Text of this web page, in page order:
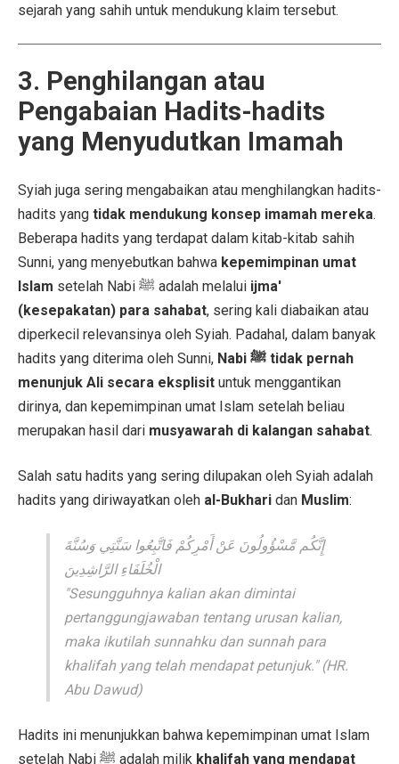
sejarah yang sahih untuk mendukung klaim tersebut.
3. Penghilangan atau
Pengabaian Hadits-hadits
yang Menyudutkan Imamah
Syiah juga sering mengabaikan atau menghilangkan hadits-
hadits yang tidak mendukung konsep imamah mereka.
Beberapa hadits yang terdapat dalam kitab-kitab sahih
Sunni, yang menyebutkan bahwa kepemimpinan umat
Islam
setelah Nabi ﷺ adalah melalui ijma'
(kesepakatan) para sahabat, sering kali diabaikan atau
diperkecil relevansinya oleh Syiah. Padahal, dalam banyak
hadits yang diterima oleh Sunni, Nabi ﷺ tidak pernah
menunjuk Ali secara eksplisit untuk menggantikan
dirinya, dan kepemimpinan umat Islam setelah beliau
merupakan hasil dari musyawarah di kalangan sahabat.
Salah satu hadits yang sering dilupakan oleh Syiah adalah
hadits yang diriwayatkan oleh al-Bukhari dan Muslim:
إِنَّكُم مَّسْؤُولُونَ عَنْ أَمْرِكُمْ فَاتَّبِعُوا سَنَّتِي وَسُنَّةَ
الْخُلَفَاءِ الرَّاشِدِينَ
"Sesungguhnya kalian akan dimintai
pertanggungjawaban tentang urusan kalian,
maka ikutilah sunnahku dan sunnah para
khalifah yang telah mendapat petunjuk."(HR.
Abu Dawud)
Hadits ini menunjukkan bahwa kepemimpinan umat Islam
setelah Nabi ﷺ adalah milik khalifah yang mendapat